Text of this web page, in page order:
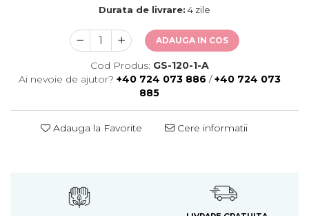
Durata de livrare: 4 zile
ADAUGA IN COS
Cod Produs: GS-120-1-A
Ai nevoie de ajutor? +40 724 073 886 /+40 724 073
885
Adauga la Favorite Cere informatii